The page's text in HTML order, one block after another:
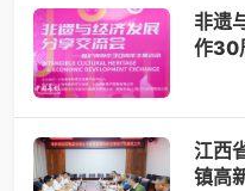
非遗
作30
江西
镇高